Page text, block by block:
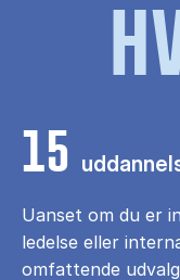
15
Uanset om du er
ledelse eller
omfattende